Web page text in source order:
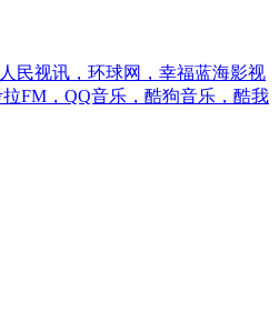
民视讯，环球网，幸福蓝海影视
FM，QQ音乐，酷狗音乐，酷我